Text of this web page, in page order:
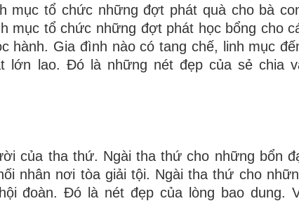
mục tổ chức những đợt phát quà cho bà
mục tổ chức những đợt phát học bổng cho
hành. Gia đình nào có tang chế, linh mục
lớn lao. Đó là những nét đẹp của sẻ chia
của tha thứ. Ngài tha thứ cho những bổn
nhân nơi tòa giải tội. Ngài tha thứ cho
đoàn. Đó là nét đẹp của lòng bao dung.